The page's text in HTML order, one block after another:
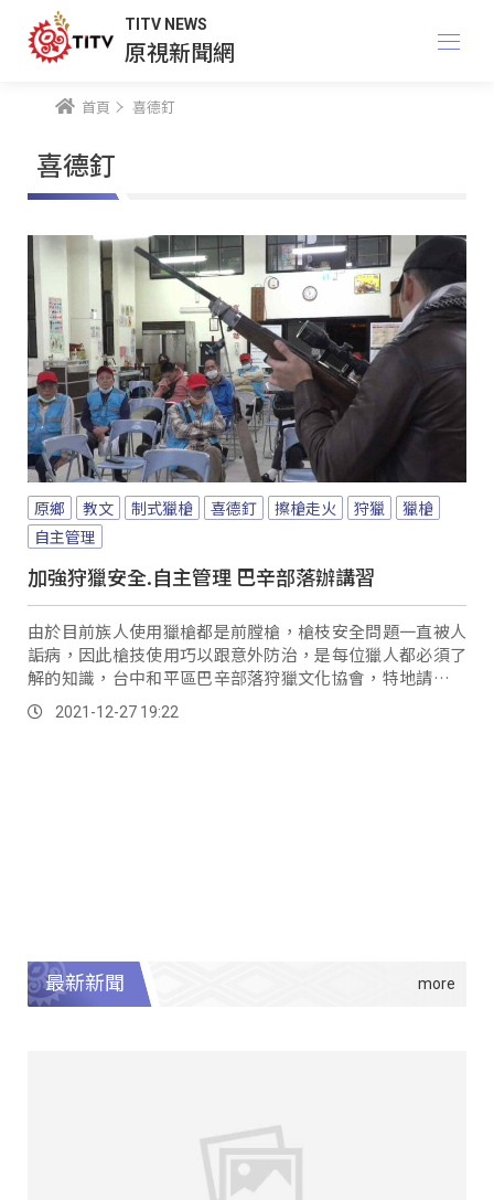
TITV NEWS
原視新聞網
首頁 喜德釘
喜德釘
原鄉 教文 制式獵槍 喜德釘 擦槍走火 狩獵
獵槍
自主管理
加強狩獵安全.自主管理 巴辛部落辦講習
由於目前族人使用獵槍都是前膛槍，槍枝安全問題一直被人
詬病，因此槍技使用巧以跟意外防治，是每位獵人都必須了
解的知識，台中和平區巴辛部落狩獵文化協會，特地請來專
業教官，為部落族人辦理獵槍安全講習。
2021-12-27 19:22
最新新聞